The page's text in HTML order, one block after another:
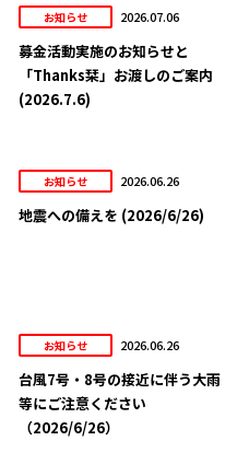
お知らせ 2026.07.06
募金活動実施のお知らせと
「Thanks栞」お渡しのご案内
(2026.7.6)
お知らせ 2026.06.26
地震への備えを (2026/6/26)
お知らせ 2026.06.26
台風7号・8号の接近に伴う大雨
等にご注意ください
（2026/6/26）